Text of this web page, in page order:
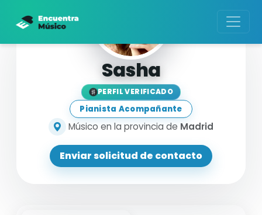
Sasha
PERFIL VERIFICADO
Pianista Acompañante
Músico en la provincia de Madrid
Enviar solicitud de contacto